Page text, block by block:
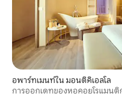
อพาร์ทเมนท์ใน มอนติคิเอลโล
การออกเดทของหอคอยโรแมนติ